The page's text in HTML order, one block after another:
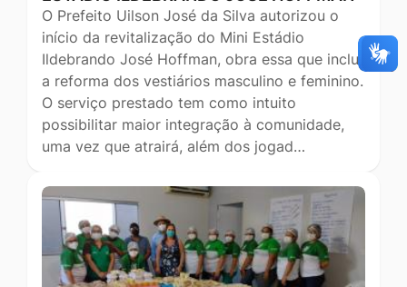
O Prefeito Uilson José da Silva autorizou o
início da revitalização do Mini Estádio
Ildebrando José Hoffman, obra essa que inclui
a reforma dos vestiários masculino e feminino.
O serviço prestado tem como intuito
possibilitar maior integração à comunidade,
uma vez que atrairá, além dos jogad…